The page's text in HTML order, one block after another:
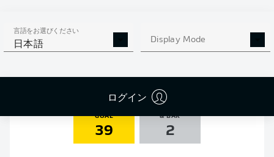
言語をお選びください
日本語 Display Mode
ログイン
GOALS PENALTIES
GOAL
39
& BAR
2